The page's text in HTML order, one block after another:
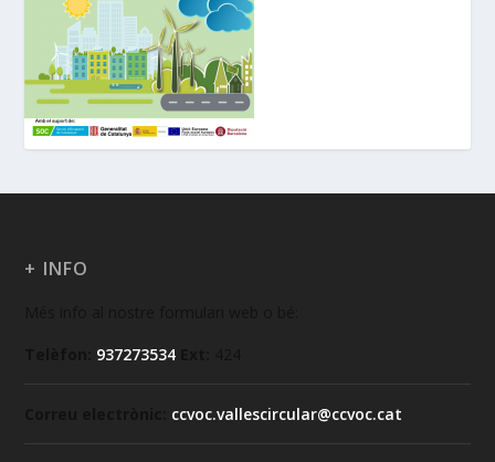
+ INFO
937273534
ccvoc.vallescircular@ccvoc.cat